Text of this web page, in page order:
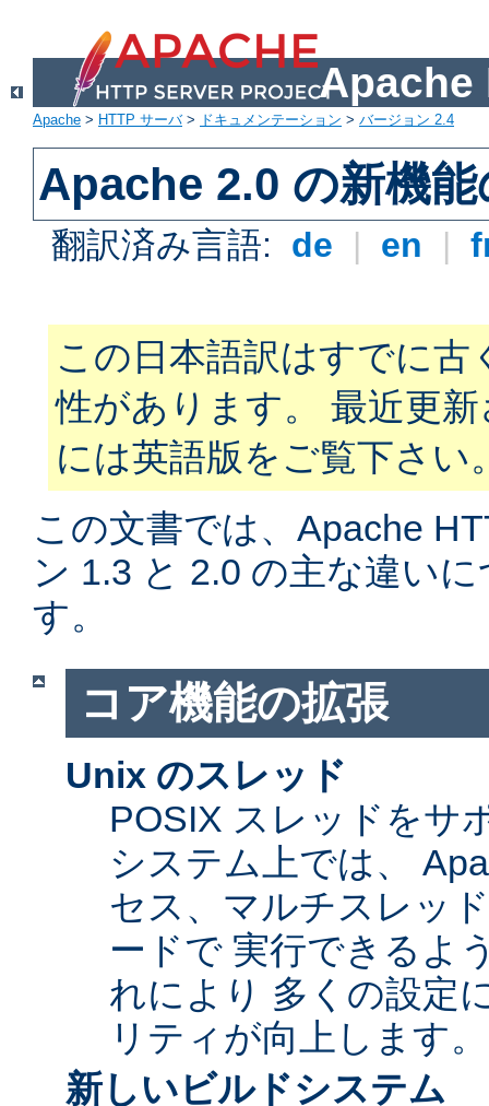
Apache
Apache > HTTP サーバ> ドキュメンテーション > バージョン 2.4
Apache 2.0 の新機能
翻訳済み言語: de | en |
この日本語訳はすでに古
性があります。 最近更
には英語版をご覧下さい
この文書では、Apache
ン 1.3 と 2.0 の主な違い
す。
コア機能の拡張
Unix のスレッド
POSIX スレッドをサ
システム上では、
セス、マルチスレッ
ードで 実行できるよ
れにより 多くの設定
リティが向上します。
新しいビルドシステム